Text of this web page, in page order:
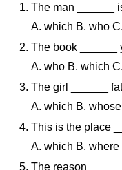
The man ______
A. which B. who
The book ______
A. who B. which
The girl ______
A. which B.
This is the place
A. which B.
The reason